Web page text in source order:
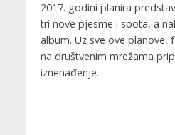
2017. godini planira
tri nove pjesme i spota, a
album. Uz sve ove planove,
na društvenim mrežama
iznenađenje.